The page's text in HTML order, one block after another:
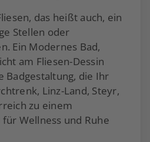
das heißt auch, ein
Stellen oder
Ein Modernes Bad,
am Fliesen-Dessin
Badgestaltung, die Ihr
Linz-Land, Steyr,
zu einem
Wellness und Ruhe